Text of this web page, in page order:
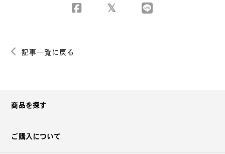
記事一覧に戻る
商品を探す
ご購入について